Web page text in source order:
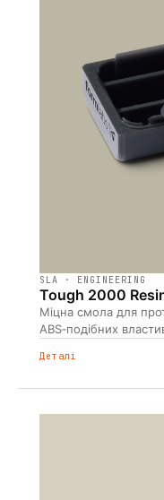
SLA · ENGINEERING
Tough 2000
Міцна смола для
ABS‑подібних
Деталі